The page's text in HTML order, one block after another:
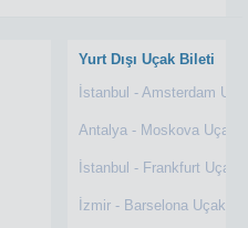
Yurt Dışı Uçak Bileti
İstanbul - Amsterdam
Antalya - Moskova Uçak
İstanbul - Frankfurt Uçak
İzmir - Barselona Uçak